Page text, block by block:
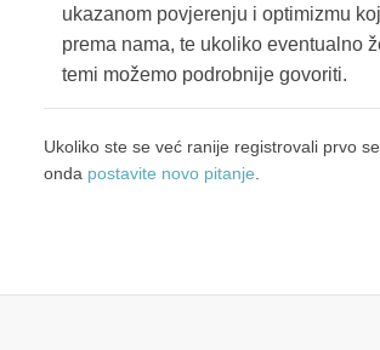
ukazanom povjerenju i optimizmu
prema nama, te ukoliko eventualno
temi možemo podrobnije govoriti.
Ukoliko ste se već ranije registrovali prvo se
onda postavite novo pitanje.